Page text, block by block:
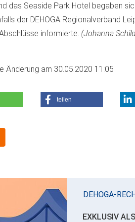
das Seaside Park Hotel begaben
der DEHOGA Regionalverband
informierte. (Johanna
Änderung am 30.05.2020 11:05
teilen
DEHOGA-
EXKLUSIV